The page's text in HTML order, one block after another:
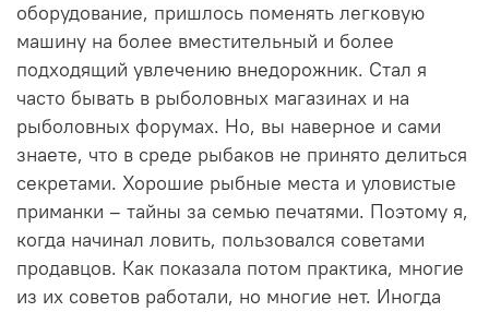
оборудование, пришлось поменять легковую
машину на более вместительный и более
подходящий увлечению внедорожник. Стал я
часто бывать в рыболовных магазинах и на
рыболовных форумах. Но, вы наверное и сами
знаете, что в среде рыбаков не принято делиться
секретами. Хорошие рыбные места и уловистые
приманки – тайны за семью печатями. Поэтому я,
когда начинал ловить, пользовался советами
продавцов. Как показала потом практика, многие
из их советов работали, но многие нет. Иногда